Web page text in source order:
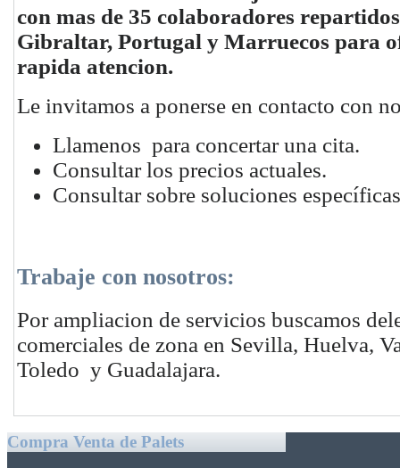
con mas de 35 colaboradores
Gibraltar, Portugal y Marruecos para
rapida atencion.
Le invitamos a ponerse en contacto con
Llamenos para concertar una cita.
Consultar los precios actuales.
Consultar sobre soluciones
Trabaje con nosotros:
Por ampliacion de servicios buscamos
comerciales de zona en Sevilla, Huelva,
Toledo y Guadalajara.
Compra Venta de Palets